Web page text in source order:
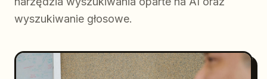
wyszukiwanie głosowe.